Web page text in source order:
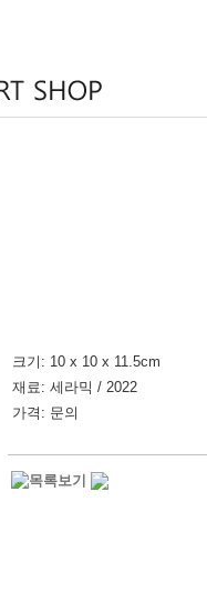
크기: 10 x 10 x 11.5cm
재료: 세라믹 / 2022
가격: 문의